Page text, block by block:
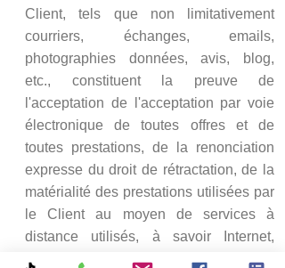
Client, tels que non limitativement
courriers, échanges, emails,
photographies données, avis, blog,
etc., constituent la preuve de
l'acceptation de l'acceptation par voie
électronique de toutes offres et de
toutes prestations, de la renonciation
expresse du droit de rétractation, de la
matérialité des prestations utilisées par
le Client au moyen de services à
distance utilisés, à savoir Internet,
téléphone, SMS, enregistrements